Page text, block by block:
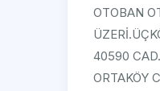
OTOBAN
40590
ORTAKÖY